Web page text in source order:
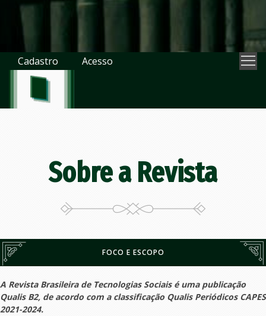
Cadastro Acesso
Sobre a Revista
FOCO E ESCOPO
A Revista Brasileira de Tecnologias Sociais é uma publicação
Qualis B2, de acordo com a classificação Qualis Periódicos CAPES
2021-2024.